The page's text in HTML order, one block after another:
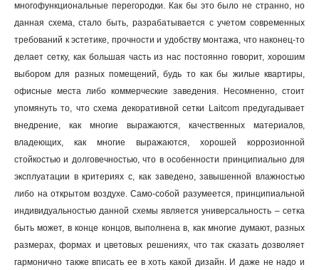
многофункциональные перегородки. Как бы это было не странно, но
данная схема, стало быть, разрабатывается с учетом современных
требований к эстетике, прочности и удобству монтажа, что наконец-то
делает сетку, как большая часть из нас постоянно говорит, хорошим
выбором для разных помещений, будь то как бы жилые квартиры,
офисные места либо коммерческие заведения. Несомненно, стоит
упомянуть то, что схема декоративной сетки Laitcom предугадывает
внедрение, как многие выражаются, качественных материалов,
владеющих, как многие выражаются, хорошей коррозионной
стойкостью и долговечностью, что в особенности принципиально для
эксплуатации в критериях с, как заведено, завышенной влажностью
либо на открытом воздухе. Само-собой разумеется, принципиальной
индивидуальностью данной схемы является универсальность – сетка
быть может, в конце концов, выполнена в, как многие думают, разных
размерах, формах и цветовых решениях, что так сказать дозволяет
гармонично также вписать ее в хоть какой дизайн. И даже не надо и